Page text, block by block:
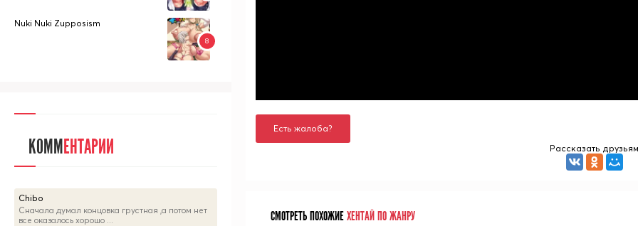
Есть жалоба?
Рассказать друзьям
СМОТРЕТЬ ПОХОЖИЕХЕНТАЙ ПО ЖАНРУ
Nuki Nuki Zupposism
КОММЕНТАРИИ
Chibo
Сначала думал концовка грустная ,а потом нет
все оказалось хорошо ...